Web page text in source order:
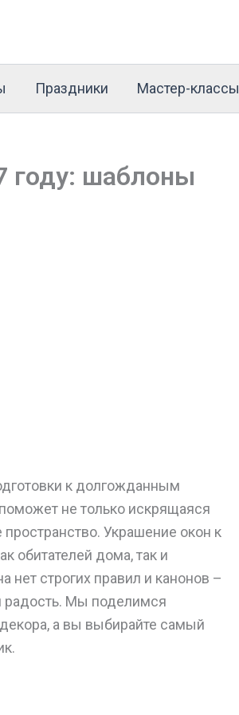
Праздники Мастер-классы
году: шаблоны
к долгожданным
не только искрящаяся
Украшение окон к
обитателей дома, так и
нет строгих правил и канонов –
радость. Мы поделимся
а вы выбирайте самый